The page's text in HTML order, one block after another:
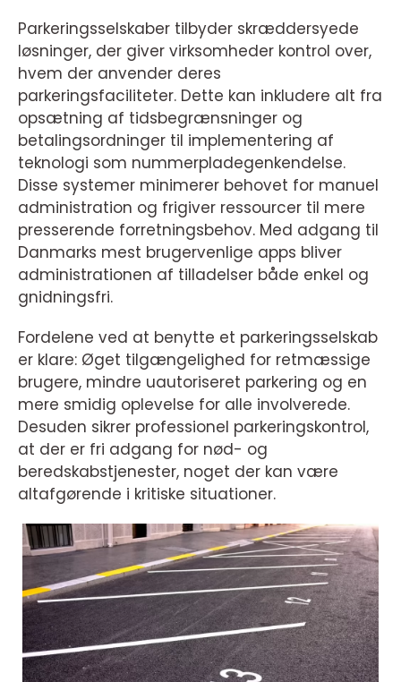
Parkeringsselskaber tilbyder skræddersyede
løsninger, der giver virksomheder kontrol over,
hvem der anvender deres
parkeringsfaciliteter. Dette kan inkludere alt fra
opsætning af tidsbegrænsninger og
betalingsordninger til implementering af
teknologi som nummerpladegenkendelse.
Disse systemer minimerer behovet for manuel
administration og frigiver ressourcer til mere
presserende forretningsbehov. Med adgang til
Danmarks mest brugervenlige apps bliver
administrationen af tilladelser både enkel og
gnidningsfri.
Fordelene ved at benytte et parkeringsselskab
er klare: Øget tilgængelighed for retmæssige
brugere, mindre uautoriseret parkering og en
mere smidig oplevelse for alle involverede.
Desuden sikrer professionel parkeringskontrol,
at der er fri adgang for nød- og
beredskabstjenester, noget der kan være
altafgørende i kritiske situationer.